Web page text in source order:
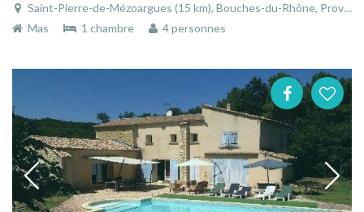
Saint-Pierre-de-Mézoargues (15 km), Bouches-du-Rhône, Provence-Alpes-Côte d'Azur, France
Mas
1 chambre 4 personnes